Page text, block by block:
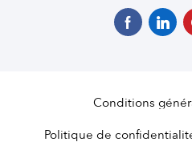
Conditions
Politique de